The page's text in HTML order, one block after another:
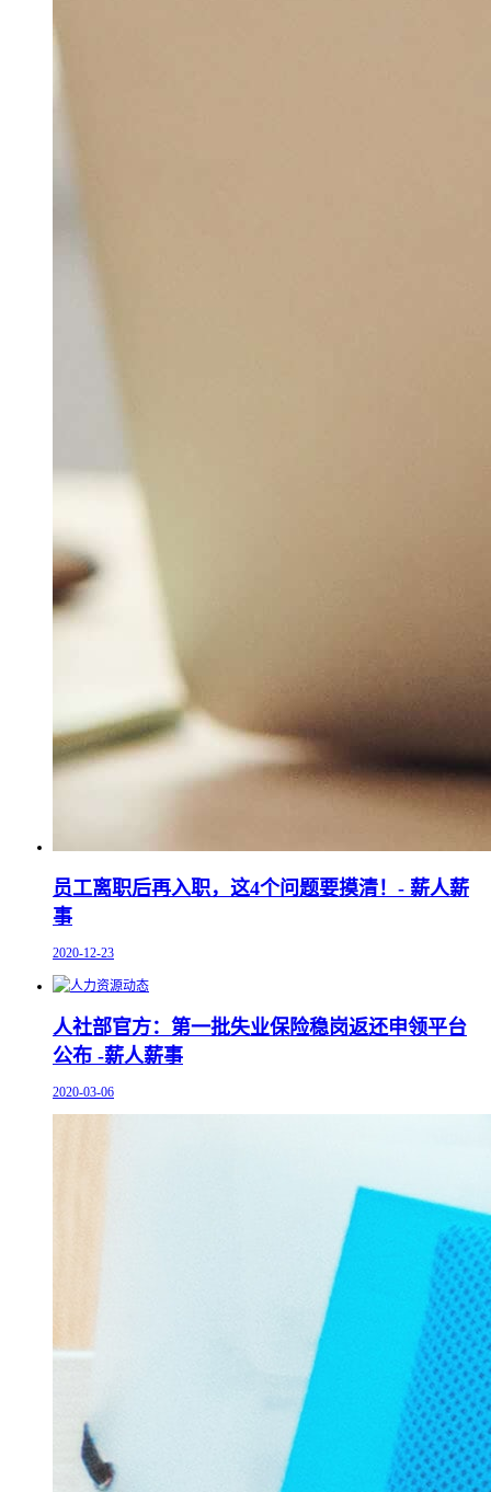
员工离职后再入职，这4个问题要摸清！- 薪人薪
事
2020-12-23
人社部官方：第一批失业保险稳岗返还申领平台
公布 -薪人薪事
2020-03-06